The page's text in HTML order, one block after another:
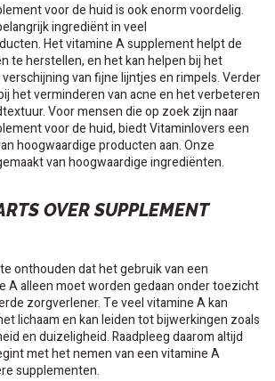
voor de huid is ook enorm voordelig.
ingrediënt in veel
Het vitamine A supplement helpt de
te herstellen, en het kan helpen bij het
van fijne lijntjes en rimpels. Verder
het verminderen van acne en het verbeteren
Voor mensen die op zoek zijn naar
voor de huid, biedt Vitaminlovers een
hoogwaardige producten aan. Onze
van hoogwaardige ingrediënten.
OVER SUPPLEMENT
onthouden dat het gebruik van een
A alleen moet worden gedaan onder toezicht
zorgverlener. Te veel vitamine A kan
lichaam en kan leiden tot bijwerkingen zoals
en duizeligheid. Raadpleeg daarom altijd
met het nemen van een vitamine A
supplementen.